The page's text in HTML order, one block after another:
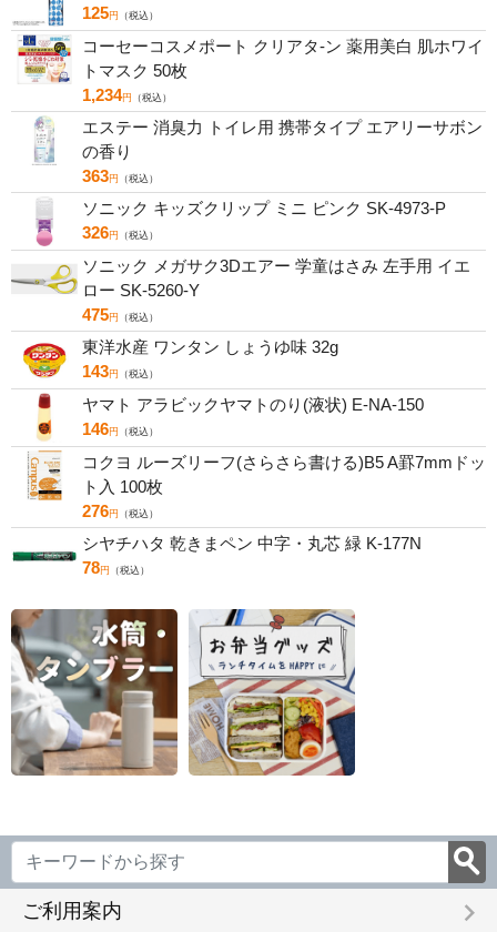
125円 （税込）
コーセーコスメポート クリアタ-ン 薬用美白 肌ホワイ
トマスク 50枚
1,234円 （税込）
エステー 消臭力 トイレ用 携帯タイプ エアリーサボン
の香り
363円 （税込）
ソニック キッズクリップ ミニ ピンク SK-4973-P
326円 （税込）
ソニック メガサク3Dエアー 学童はさみ 左手用 イエ
ロー SK-5260-Y
475円 （税込）
東洋水産 ワンタン しょうゆ味 32g
143円 （税込）
ヤマト アラビックヤマトのり(液状) E-NA-150
146円 （税込）
コクヨ ルーズリーフ(さらさら書ける)B5 A罫7mmドッ
ト入 100枚
276円 （税込）
シヤチハタ 乾きまペン 中字・丸芯 緑 K-177N
78円 （税込）
ご利用案内 keyboard_arrow_right